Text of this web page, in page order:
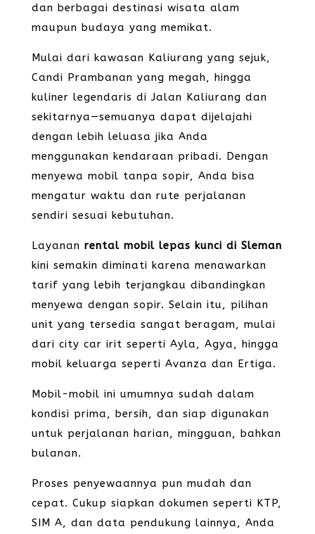
dan berbagai destinasi wisata alam
maupun budaya yang memikat.
Mulai dari kawasan Kaliurang yang sejuk,
Candi Prambanan yang megah, hingga
kuliner legendaris di Jalan Kaliurang dan
sekitarnya—semuanya dapat dijelajahi
dengan lebih leluasa jika Anda
menggunakan kendaraan pribadi. Dengan
menyewa mobil tanpa sopir, Anda bisa
mengatur waktu dan rute perjalanan
sendiri sesuai kebutuhan.
Layanan rental mobil lepas kunci di Sleman
kini semakin diminati karena menawarkan
tarif yang lebih terjangkau dibandingkan
menyewa dengan sopir. Selain itu, pilihan
unit yang tersedia sangat beragam, mulai
dari city car irit seperti Ayla, Agya, hingga
mobil keluarga seperti Avanza dan Ertiga.
Mobil-mobil ini umumnya sudah dalam
kondisi prima, bersih, dan siap digunakan
untuk perjalanan harian, mingguan, bahkan
bulanan.
Proses penyewaannya pun mudah dan
cepat. Cukup siapkan dokumen seperti KTP,
SIM A, dan data pendukung lainnya, Anda